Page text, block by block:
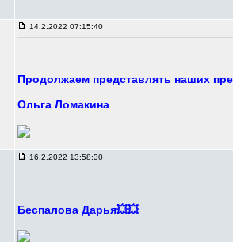
14.2.2022 07:15:40
Продолжаем представлять наших
Ольга Ломакина
16.2.2022 13:58:30
Беспалова Дарья💥💥